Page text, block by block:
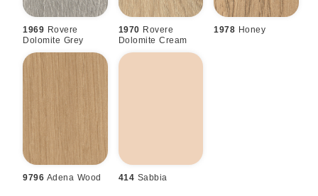
1969 Rovere
Dolomite Grey
1970 Rovere
Dolomite Cream
1978 Honey
9796 Adena Wood 414 Sabbia